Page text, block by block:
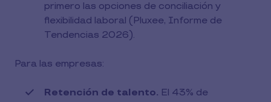
primero las opciones de conciliación y
flexibilidad laboral (Pluxee, Informe de
Tendencias 2026).
Para las empresas:
Retención de talento. El 43% de